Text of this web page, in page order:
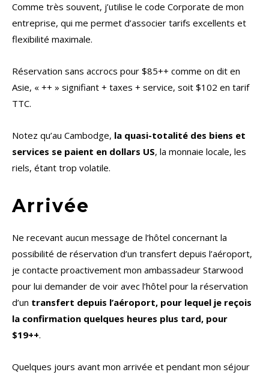
Comme très souvent, j’utilise le code Corporate de mon
entreprise, qui me permet d’associer tarifs excellents et
flexibilité maximale.
Réservation sans accrocs pour $85++ comme on dit en
Asie, « ++ » signifiant + taxes + service, soit $102 en tarif
TTC.
Notez qu’au Cambodge, la quasi-totalité des biens et
services se paient en dollars US, la monnaie locale, les
riels, étant trop volatile.
Arrivée
Ne recevant aucun message de l’hôtel concernant la
possibilité de réservation d’un transfert depuis l’aéroport,
je contacte proactivement mon ambassadeur Starwood
pour lui demander de voir avec l’hôtel pour la réservation
d’un transfert depuis l’aéroport, pour lequel je reçois
la confirmation quelques heures plus tard, pour
$19++.
Quelques jours avant mon arrivée et pendant mon séjour